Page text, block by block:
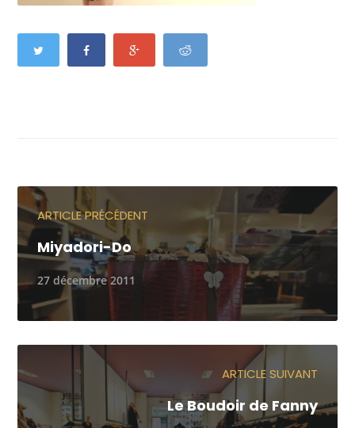
ARTICLE PRÉCÉDENT
Miyadori-Do
27 décembre 2011
ARTICLE SUIVANT
Le Boudoir de Fanny